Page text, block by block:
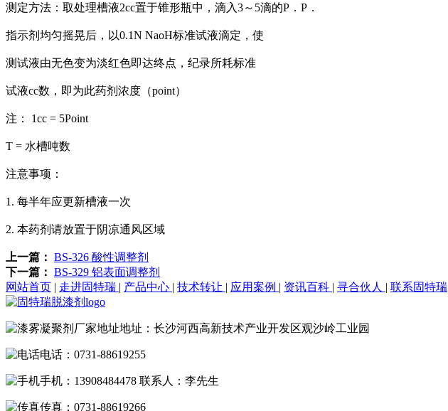
测定方法：取处理槽液2cc置于锥形瓶中，滴入3～5滴的P．P．
指示剂均匀摇晃后，以0.1N NaoH标准试液滴定，使
测试液由无色变为淡红色即达终点，纪录所耗标准
试液cc数，即为此药剂浓度（point）
注： 1cc = 5Point
T = 水槽吨数
注意事项：
1. 每半年应更新槽液一次
2. 本药剂请放置于阴凉通风区域
上一篇： BS-326 酸性调整剂
下一篇： BS-329 铝表面调整剂
网站首页 | 走进固特瑞 | 产品中心 | 技术转让 | 应用案例 | 资讯百科 | 寻合伙人 | 联系固特瑞
地址：长沙河西高新技术产业开发区观沙岭工业园
电话：0731-88619255
手机：13908484478 联系人：李先生
传真：0731-88619266